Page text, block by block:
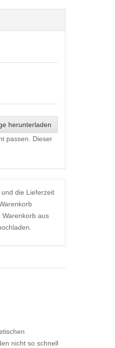
herunterladen
passen. Dieser
die Lieferzeit
Warenkorb aus
nicht so schnell